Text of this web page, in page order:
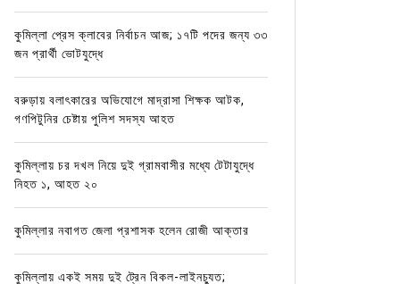
কুমিল্লা প্রেস ক্লাবের নির্বাচন আজ; ১৭টি পদের জন্য ৩৩
জন প্রার্থী ভোটযুদ্ধে
বরুড়ায় বলাৎকারের অভিযোগে মাদ্রাসা শিক্ষক আটক,
গণপিটুনির চেষ্টায় পুলিশ সদস্য আহত
কুমিল্লায় চর দখল নিয়ে দুই গ্রামবাসীর মধ্যে টেটাযুদ্ধে
নিহত ১, আহত ২০
কুমিল্লার নবাগত জেলা প্রশাসক হলেন রোজী আক্তার
কুমিল্লায় একই সময় দুই ট্রেন বিকল-লাইনচ্যুত;